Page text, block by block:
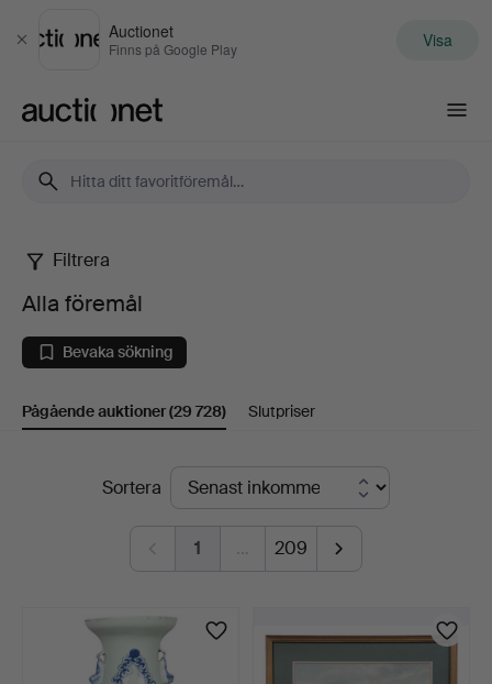
Stäng
Auctionet
Finns på Google Play Visa
Alla
föremål
Filtrera
Alla föremål
Bevaka sökning
Pågående auktioner(29 728) Slutpriser
PågåendeSortera
1 … 209